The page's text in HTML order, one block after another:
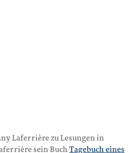
Laferrière zu Lesungen in
sein BuchTagebuch eines